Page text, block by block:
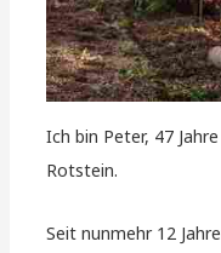
Ich bin Peter, 47
Rotstein.
Seit nunmehr 12